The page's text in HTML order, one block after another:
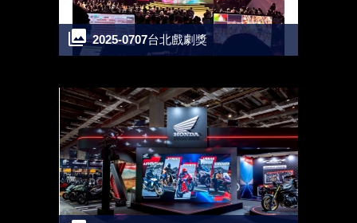
2025-0707台北戲劇獎